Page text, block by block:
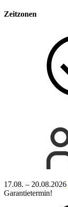
Zeitzonen
17.08. – 20.08.2026
Garantietermin!